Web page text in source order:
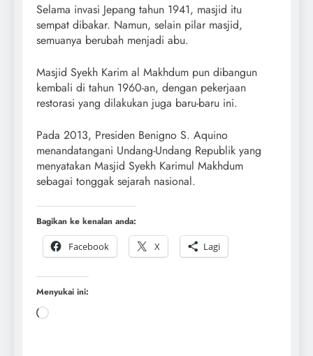
Selama invasi Jepang tahun 1941, masjid itu
sempat dibakar. Namun, selain pilar masjid,
semuanya berubah menjadi abu.
Masjid Syekh Karim al Makhdum pun dibangun
kembali di tahun 1960-an, dengan pekerjaan
restorasi yang dilakukan juga baru-baru ini.
Pada 2013, Presiden Benigno S. Aquino
menandatangani Undang-Undang Republik yang
menyatakan Masjid Syekh Karimul Makhdum
sebagai tonggak sejarah nasional.
Bagikan ke kenalan anda:
Facebook
X Lagi
Menyukai ini: